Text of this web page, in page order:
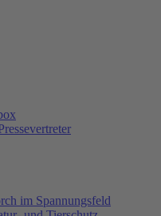
im Spannungsfeld